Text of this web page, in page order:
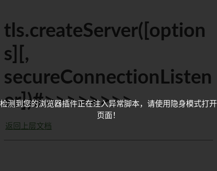
tls.createServer([option
s][,
secureConnectionListen
er])#>>>>>>>>
返回上层文档
检测到您的浏览器插件正在注入异常脚本，请使用隐身模式打开
页面！